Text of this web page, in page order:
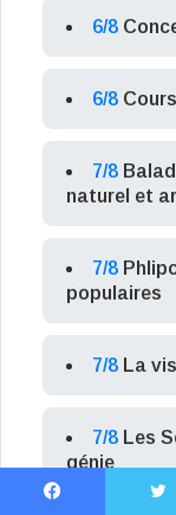
6/8
6/8
7/8
naturel et
7/8
populaires
7/8 La
7/8 Les
génie